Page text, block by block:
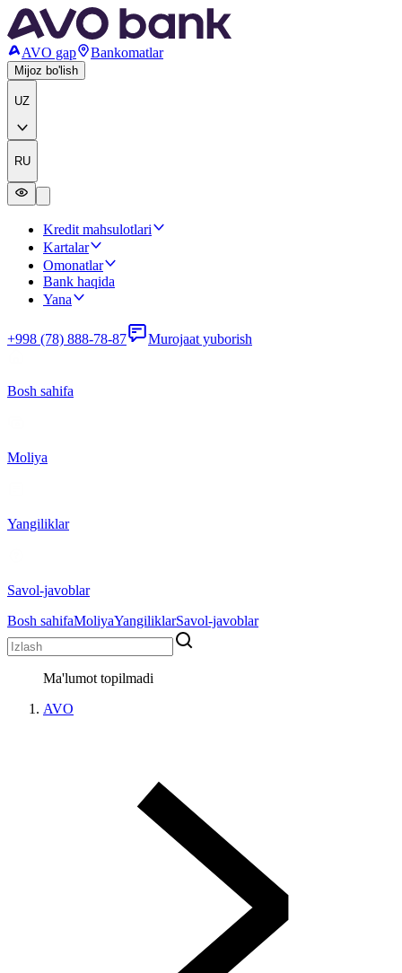
AVO gap Bankomatlar
Mijoz bo'lish
UZ
RU
Kredit mahsulotlari
Kartalar
Omonatlar
Bank haqida
Yana
+998 (78) 888-78-87 Murojaat yuborish
Bosh sahifa
Moliya
Yangiliklar
Savol-javoblar
Bosh sahifaMoliyaYangiliklarSavol-javoblar
Ma'lumot topilmadi
AVO